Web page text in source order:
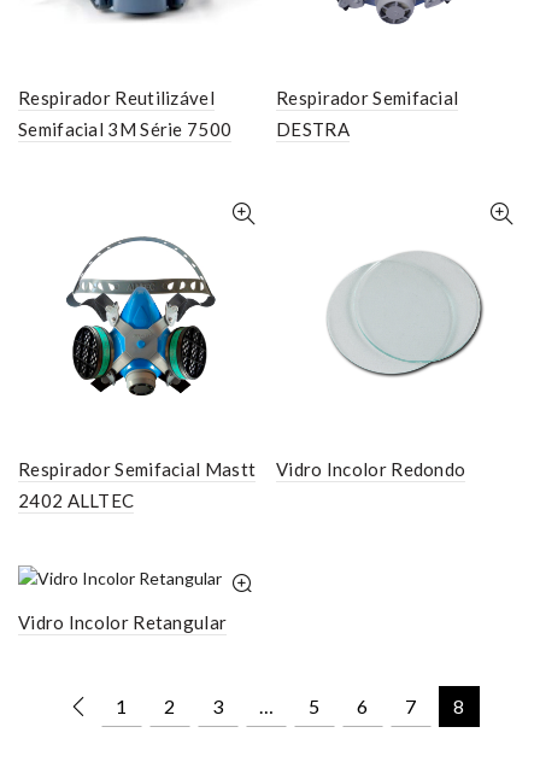
Respirador Reutilizável
Semifacial 3M Série 7500
Respirador Semifacial
DESTRA
Respirador Semifacial Mastt
2402 ALLTEC
Vidro Incolor Redondo
Vidro Incolor Retangular
1 2 3 … 5 6 7 8